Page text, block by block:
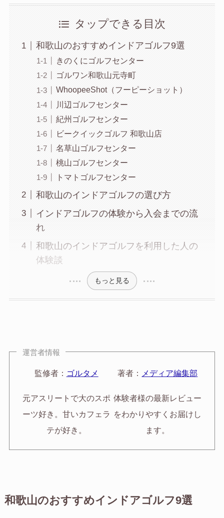
タップできる目次
和歌山のおすすめインドアゴルフ9選
きのくにゴルフセンター
ゴルワン和歌山元寺町
WhoopeeShot（フーピーショット）
川辺ゴルフセンター
紀州ゴルフセンター
ビークイックゴルフ 和歌山店
名草山ゴルフセンター
桃山ゴルフセンター
トマトゴルフセンター
和歌山のインドアゴルフの選び方
インドアゴルフの体験から入会までの流
れ
和歌山のインドアゴルフを利用した人の
体験談
もっと見る
運営者情報
監修者： ゴルタメ
元アスリートで大のスポ
ーツ好き。甘いカフェラ
テが好き。
著者： メディア編集部
体験者様の最新レビュー
をわかりやすくお届けし
ます。
和歌山のおすすめインドアゴルフ9選